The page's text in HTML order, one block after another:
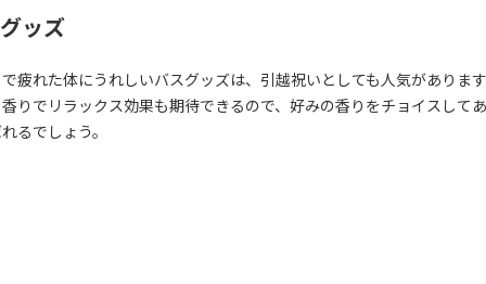
ッズ
疲れた体にうれしいバスグッズは、引越祝いとしても人気がありま
りでリラックス効果も期待できるので、好みの香りをチョイスして
るでしょう。